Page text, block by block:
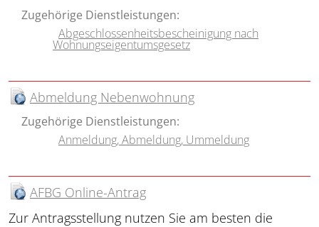
Zugehörige Dienstleistungen:
Abgeschlossenheitsbescheinigung nach
Wohnungseigentumsgesetz
Abmeldung Nebenwohnung
Zugehörige Dienstleistungen:
Anmeldung, Abmeldung, Ummeldung
AFBG Online-Antrag
Zur Antragsstellung nutzen Sie am besten die